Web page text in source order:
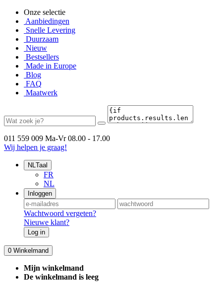
Onze selectie
Aanbiedingen
Snelle Levering
Duurzaam
Nieuw
Bestsellers
Made in Europe
Blog
FAQ
Maatwerk
011 559 009 Ma-Vr 08.00 - 17.00
Wij helpen je graag!
NLTaal
FR
NL
Inloggen
Wachtwoord vergeten?
Nieuwe klant?
Log in
0 Winkelmand
Mijn winkelmand
De winkelmand is leeg